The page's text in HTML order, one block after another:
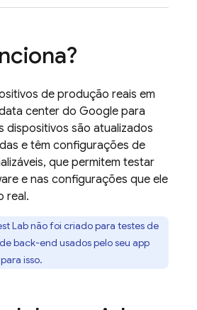
de produção reais em
center do Google para
dispositivos são atualizados
e têm configurações de
que permitem testar
e nas configurações que ele
real.
Labnão foi criado para testes de
back-end usados pelo seu app
isso.